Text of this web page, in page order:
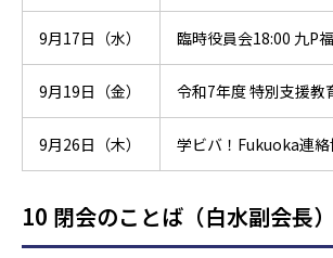
9月17日（水） 臨時役員会18:00 九P
9月19日（金） 令和7年度 特別支援教
9月26日（木） 学ビバ！Fukuoka連
10 閉会のことば（白水副会長）